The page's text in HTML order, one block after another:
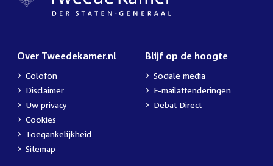
Over Tweedekamer.nl
Colofon
Disclaimer
Uw privacy
Cookies
Toegankelijkheid
Sitemap
Blijf op de hoogte
Sociale media
E-mailattenderingen
Debat Direct